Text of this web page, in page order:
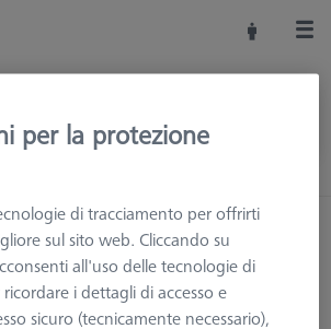
macchine
Calibrazione e verifica
Senza sfere di riferimento
per la protezione
di tracciamento per offrirti
sul sito web. Cliccando su
all'uso delle tecnologie di
i dettagli di accesso e
sicuro (tecnicamente necessario),